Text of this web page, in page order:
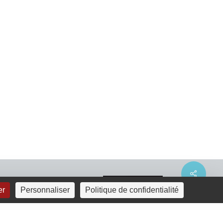
Share
Personnaliser Politique de confidentialité